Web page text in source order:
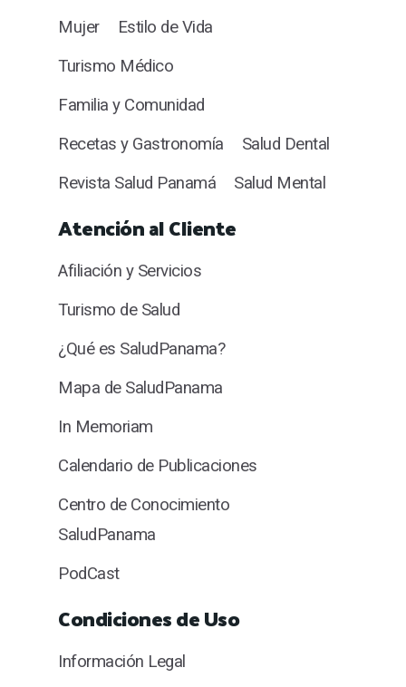
Mujer
Estilo de Vida
Turismo Médico
Familia y Comunidad
Recetas y Gastronomía
Salud Dental
Revista Salud Panamá
Salud Mental
Atención al Cliente
Afiliación y Servicios
Turismo de Salud
¿Qué es SaludPanama?
Mapa de SaludPanama
In Memoriam
Calendario de Publicaciones
Centro de Conocimiento
SaludPanama
PodCast
Condiciones de Uso
Información Legal